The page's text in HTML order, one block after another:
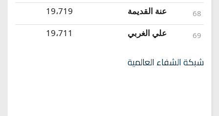
68 عنة القديمة 19،719
69 علي الغربي 19،711
شبكة الشفاء العالمية